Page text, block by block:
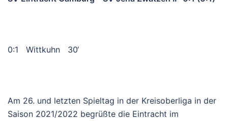
0:1 Wittkuhn 30‘
Am 26. und letzten Spieltag in der Kreisoberliga in der
Saison 2021/2022 begrüßte die Eintracht im